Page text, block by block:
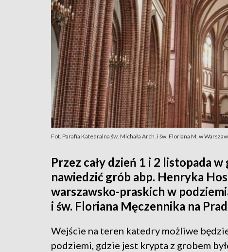
Fot. Parafia Katedralna św. Michała Arch. i św. Floriana M. w
Przez cały dzień 1 i 2 listopada
nawiedzić grób abp. Henryka
warszawsko-praskich w
i św. Floriana Męczennika na
Wejście na teren katedry możliwe
podziemi, gdzie jest krypta z grobem